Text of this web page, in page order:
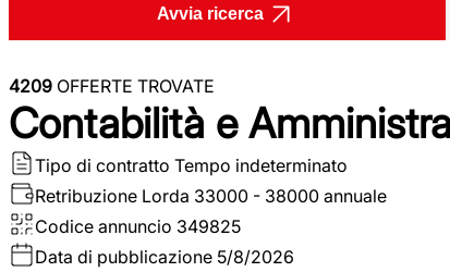
Avvia ricerca
4209 OFFERTE TROVATE
Contabilità e
Tipo di contratto Tempo indeterminato
Retribuzione Lorda 33000 - 38000 annuale
Codice annuncio 349825
Data di pubblicazione 5/8/2026